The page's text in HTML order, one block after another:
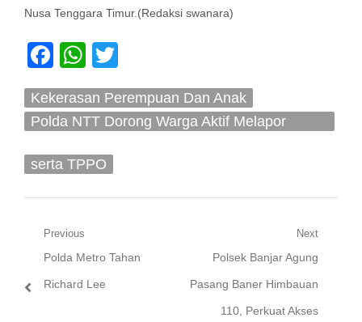
Nusa Tenggara Timur.(Redaksi swanara)
Facebook
WhatsApp
Kekerasan Perempuan Dan Anak
Polda NTT Dorong Warga Aktif Melapor
serta TPPO
Navigasi
pos
Previous
Previous
post:
Polda Metro Tahan
Richard Lee
Next
Next
post:
Polsek Banjar Agung
Pasang Baner Himbauan
110, Perkuat Akses